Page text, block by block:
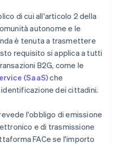
di cui all'articolo 2 della
autonome e le
è tenuta a trasmettere
requisito si applica a tutti
B2G, come le
(SaaS)che
dei cittadini.
l'obbligo di emissione
e di trasmissione
FACe se l'importo